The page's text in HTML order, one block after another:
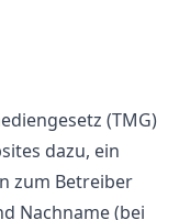
(TMG)
dazu, ein
zum Betreiber
Nachname (bei